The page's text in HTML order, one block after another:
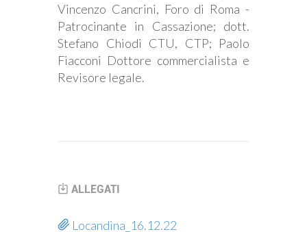
Vincenzo Cancrini, Foro di Roma -
Patrocinante in Cassazione; dott.
Stefano Chiodi CTU, CTP; Paolo
Fiacconi Dottore commercialista e
Revisore legale.
ALLEGATI
Locandina_16.12.22